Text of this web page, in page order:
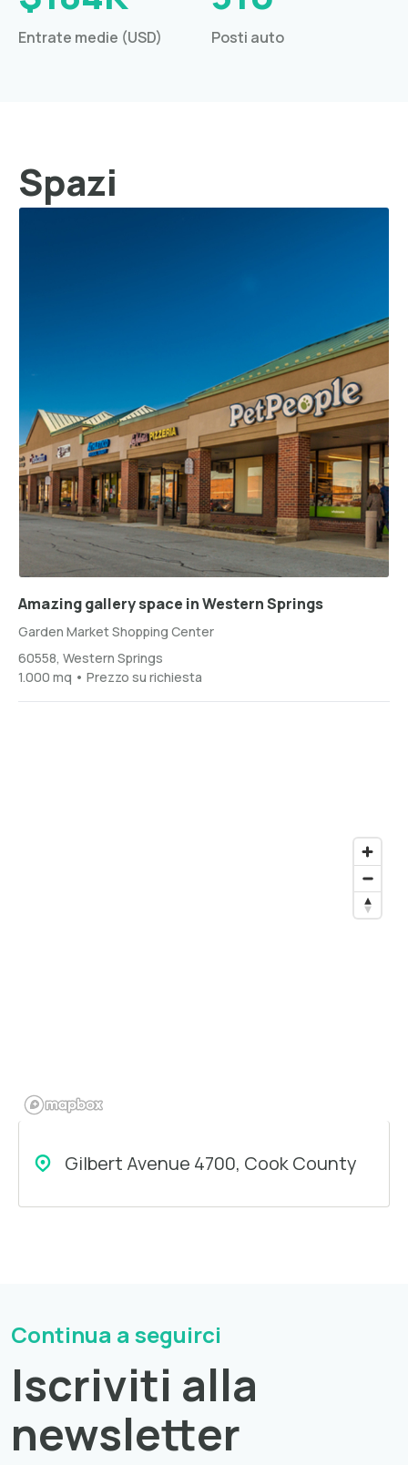
Entrate medie (USD) Posti auto
Spazi
Amazing gallery space in Western Springs
Garden Market Shopping Center
60558, Western Springs
1.000 mq • Prezzo su richiesta
Gilbert Avenue 4700, Cook County
Continua a seguirci
Iscriviti alla
newsletter